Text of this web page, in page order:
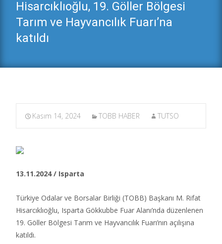
Hisarcıklıoğlu, 19. Göller Bölgesi
Tarım ve Hayvancılık Fuarı’na
katıldı
Kasım 14, 2024 TOBB HABER TUTSO
13.11.2024 / Isparta
Türkiye Odalar ve Borsalar Birliği (TOBB) Başkanı M. Rifat
Hisarcıklıoğlu, Isparta Gökkubbe Fuar Alanı’nda düzenlenen
19. Göller Bölgesi Tarım ve Hayvancılık Fuarı’nın açılışına
katıldı.​